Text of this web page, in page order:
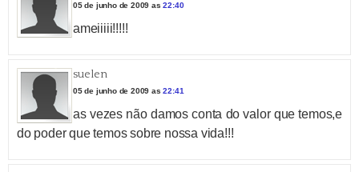
05 de junho de 2009 as22:40
ameiiiii!!!!!
suelen
05 de junho de 2009 as22:41
as vezes não damos conta do valor que temos,e
do poder que temos sobre nossa vida!!!